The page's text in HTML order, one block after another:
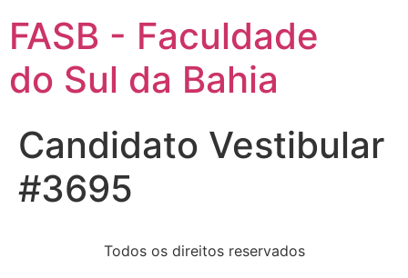
FASB - Faculdade
do Sul da Bahia
Candidato Vestibular
#3695
Todos os direitos reservados